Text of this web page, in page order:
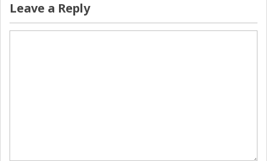
Leave a Reply